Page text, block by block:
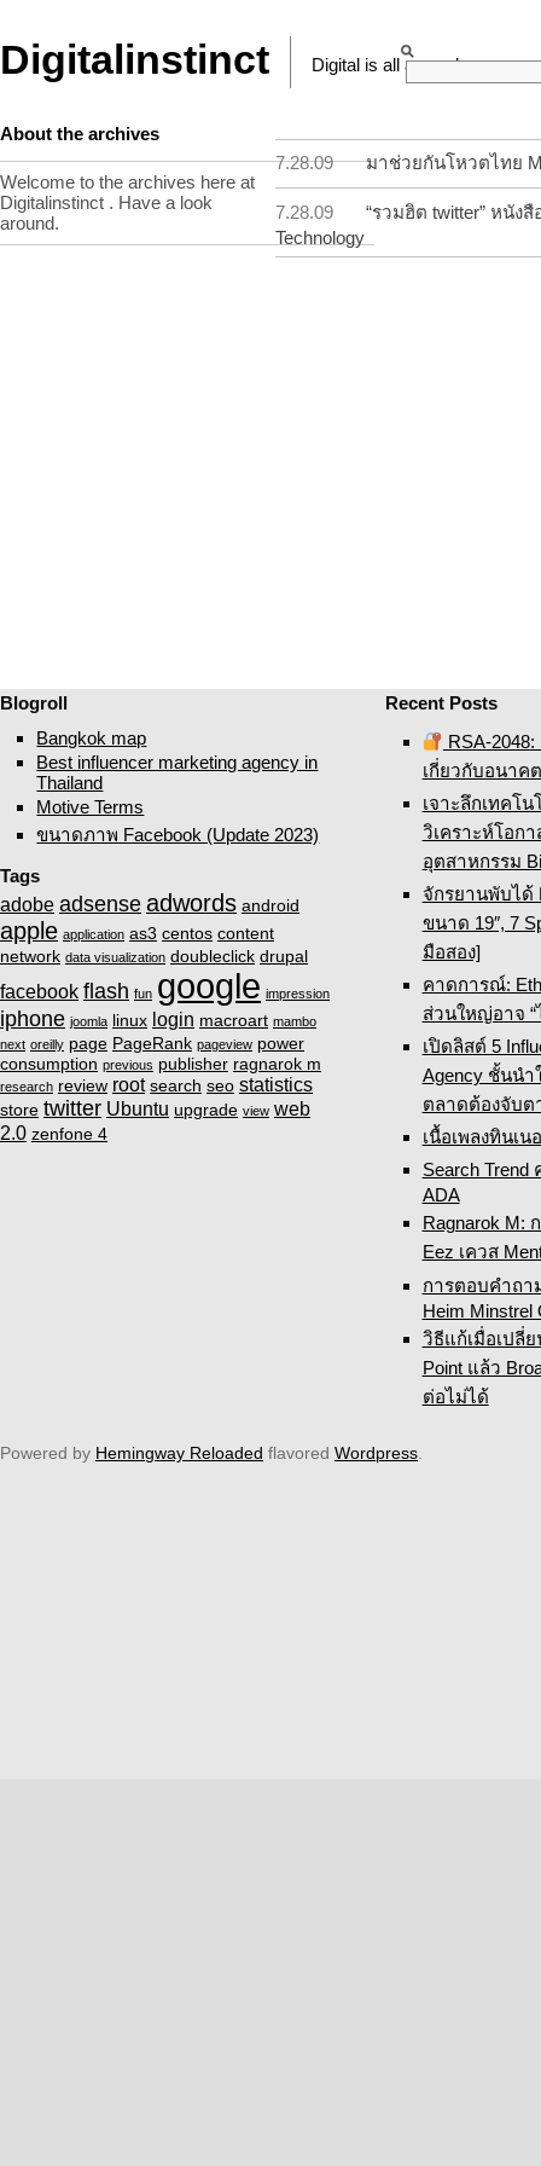
Digitalinstinct Digital is all around
7.28.09 มาช่วยกันโหวตไทย
7.28.09
“รวมฮิต twitter” หนัง
Technology
About the archives
Welcome to the archives here at
Digitalinstinct . Have a look
around.
Blogroll
Bangkok map
Best influencer marketing agency in
Thailand
Motive Terms
ขนาดภาพ Facebook (Update 2023)
Tags
adobe adsense adwords android
apple application as3 centos content
network data visualization doubleclick drupal
facebook flash fun google impression
iphone joomla linux login macroart mambo
next oreilly page PageRank pageview power
consumption previous publisher ragnarok m
research review root search seo statistics
store twitter Ubuntu upgrade view web
2.0 zenfone 4
Recent Posts
RSA-
เกี่ยวกับอนาค
เจาะลึกเทคโ
วิเคราะห์โอก
อุตสาหกรรม
จักรยานพับได้
ขนาด 19″, 7
มือสอง]
คาดการณ์:
ส่วนใหญ่อาจ “
เปิดลิสต์ 5
Agency ชั้นนำ
ตลาดต้องจับต
เนื้อเพลงทินเ
Search Trend
ADA
Ragnarok M:
Eez เควส
การตอบคำถา
Heim Minstrel
วิธีแก้เมื่อเปลี่
Point แล้ว
ต่อไม่ได้
Powered by Hemingway Reloaded flavored Wordpress